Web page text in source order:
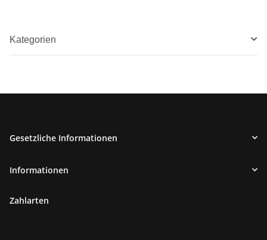
Kategorien
Gesetzliche Informationen
Informationen
Zahlarten